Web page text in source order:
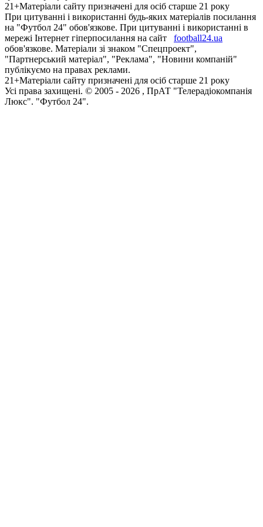
21+Матеріали сайту призначені для осіб старше 21 року
При цитуванні і використанні будь-яких матеріалів посилання
на "Футбол 24" обов'язкове. При цитуванні і використанні в
мережі Інтернет гіперпосилання на сайт
football24.ua
обов'язкове. Матеріали зі знаком "Спецпроект",
"Партнерський матеріал", "Реклама", "Новини компаній"
публікуємо на правах реклами.
21+Матеріали сайту призначені для осіб старше 21 року
Усi права захищенi. © 2005 - 2026 , ПрАТ "Телерадіокомпанія
Люкс". "Футбол 24".